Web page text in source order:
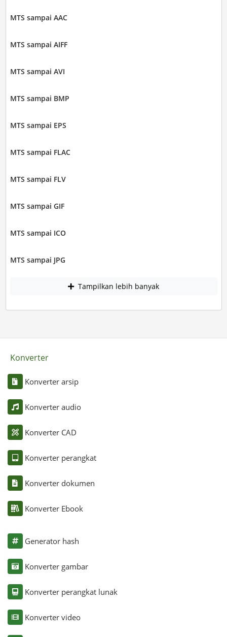
MTS sampai AAC
MTS sampai AIFF
MTS sampai AVI
MTS sampai BMP
MTS sampai EPS
MTS sampai FLAC
MTS sampai FLV
MTS sampai GIF
MTS sampai ICO
MTS sampai JPG
Tampilkan lebih banyak
Konverter
Konverter arsip
Konverter audio
Konverter CAD
Konverter perangkat
Konverter dokumen
Konverter Ebook
Generator hash
Konverter gambar
Konverter perangkat lunak
Konverter video